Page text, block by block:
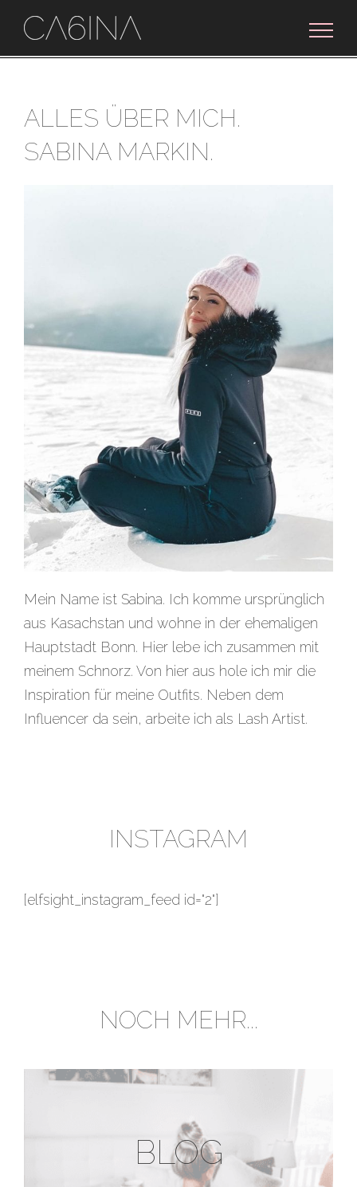
Inhalt
springen
ALLES ÜBER MICH.
SABINA MARKIN.
Mein Name ist Sabina. Ich komme ursprünglich
aus Kasachstan und wohne in der ehemaligen
Hauptstadt Bonn. Hier lebe ich zusammen mit
meinem Schnorz. Von hier aus hole ich mir die
Inspiration für meine Outfits. Neben dem
Influencer da sein, arbeite ich als Lash Artist.
INSTAGRAM
[elfsight_instagram_feed id="2"]
NOCH MEHR...
BLOG